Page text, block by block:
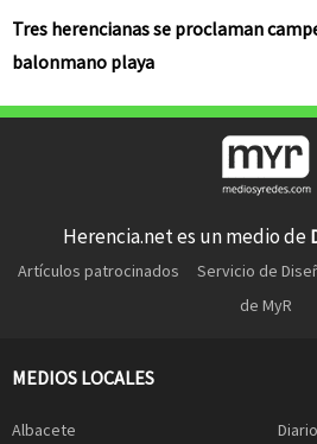
Tres herencianas se proclaman
balonmano playa
Herencia.net es un medio de
Artículos patrocinados Servicio de
de MyR
MEDIOS LOCALES
Albacete